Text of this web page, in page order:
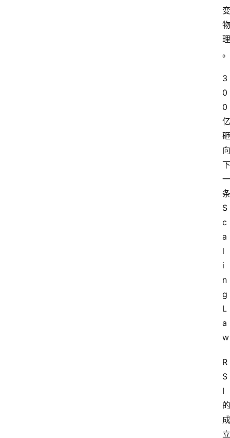
变
物
理
。
3
0
0
亿
砸
向
下
一
条
S
c
a
l
i
n
g
L
a
w
R
S
I
的
成
立